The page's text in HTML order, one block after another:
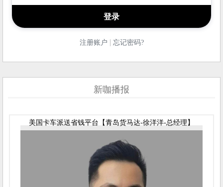
注册账户 | 忘记密码?
新咖播报
美国卡车派送省钱平台【青岛货马达-徐洋洋-总经理】